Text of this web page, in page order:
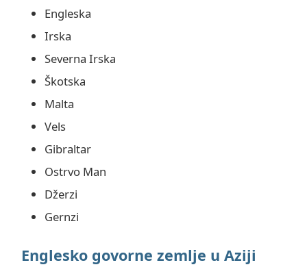
Engleska
Irska
Severna Irska
Škotska
Malta
Vels
Gibraltar
Ostrvo Man
Džerzi
Gernzi
Englesko govorne zemlje u Aziji